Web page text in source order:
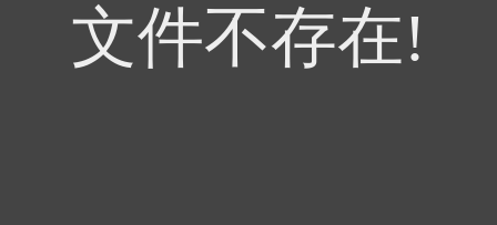
文件不存在!